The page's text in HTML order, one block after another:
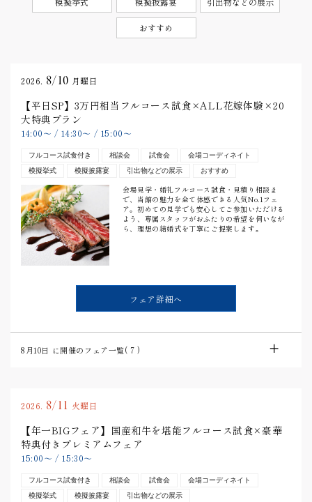
おすすめ
2026. 8/10 月曜日
【平日SP】3万円相当フルコース試食×ALL花嫁体験×20
大特典プラン
14:00〜 / 14:30〜 / 15:00〜
フルコース試食付き 相談会 試食会
会場コーディネイト
模擬挙式
模擬披露宴 引出物などの展示 おすすめ
会場見学・婚礼フルコース試食・見積り相談ま
で、当館の魅力を全て体感できる人気No.1フェ
ア。初めての見学でも安心してご参加いただける
よう、専属スタッフがおふたりの希望を伺いなが
ら、理想の結婚式を丁寧にご提案します。
フェア詳細へ
8月10日 に開催のフェア一覧(7 )
2026. 8/11 火曜日
【年一BIGフェア】国産和牛を堪能フルコース試食×豪華
特典付きプレミアムフェア
15:00〜/ 15:30〜
フルコース試食付き 相談会 試食会
会場コーディネイト
模擬挙式
模擬披露宴 引出物などの展示